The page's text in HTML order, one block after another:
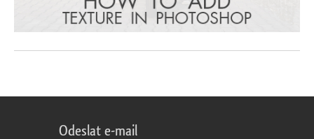
Odeslat e-mail